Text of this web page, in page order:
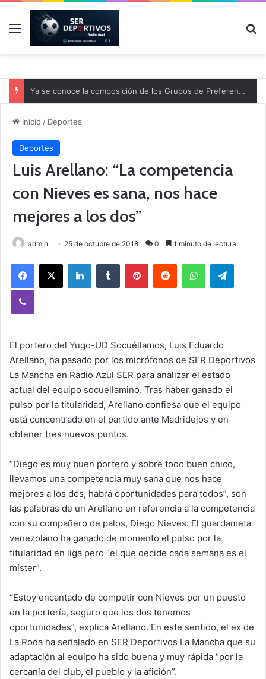
Menú
Ya se conoce la composición de los Grupos de Preferente y el calendario
Inicio / Deportes
Deportes
Luis Arellano: “La competencia
con Nieves es sana, nos hace
mejores a los dos”
admin 25 de octubre de 2018 0 1 minuto de lectura
El portero del Yugo-UD Socuéllamos, Luis Eduardo
Arellano, ha pasado por los micrófonos de SER Deportivos
La Mancha en Radio Azul SER para analizar el estado
actual del equipo socuellamino. Tras haber ganado el
pulso por la titularidad, Arellano confiesa que el equipo
está concentrado en el partido ante Madridejos y en
obtener tres nuevos puntos.
“Diego es muy buen portero y sobre todo buen chico,
llevamos una competencia muy sana que nos hace
mejores a los dos, habrá oportunidades para todos”, son
las palabras de un Arellano en referencia a la competencia
con su compañero de palos, Diego Nieves. El guardameta
venezolano ha ganado de momento el pulso por la
titularidad en liga pero “el que decide cada semana es el
míster”.
“Estoy encantado de competir con Nieves por un puesto
en la portería, seguro que los dos tenemos
oportunidades”, explica Arellano. En este sentido, el ex de
La Roda ha señalado en SER Deportivos La Mancha que su
adaptación al equipo ha sido buena y muy rápida “por la
cercanía del club, el pueblo y la afición”.